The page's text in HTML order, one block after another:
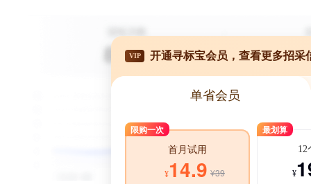
VIP 开通寻标宝会员，查看更多招采
单省会员
限购一次
首月试用
¥14.9 ¥39
最划算
12
¥